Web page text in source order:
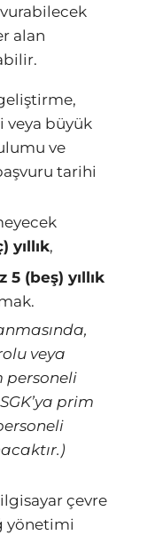
alan
veya büyük
ve
tarihi
yıllık,
5 (beş) yıllık
veya
personeli
prim
çevre
yönetimi